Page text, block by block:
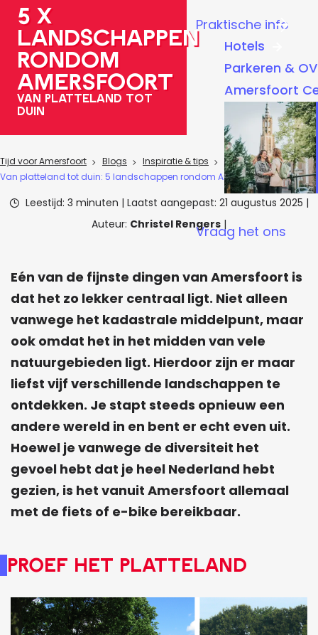
a
e
Praktische info
Hotels
Parkeren & OV
Amersfoort
Vraag het ons
5 x
landschappen
rondom
Amersfoort
Van Platteland tot
Duin
Tijd voor Amersfoort Blogs
Inspiratie & tips
Van platteland tot duin: 5 landschappen rondom Amersfoort
Leestijd: 3 minuten | Laatst aangepast: 21 augustus 2025 |
Auteur: Christel Rengers |
Eén van de fijnste dingen van Amersfoort is
dat het zo lekker centraal ligt. Niet alleen
vanwege het kadastrale middelpunt, maar
ook omdat het in het midden van vele
natuurgebieden ligt. Hierdoor zijn er maar
liefst vijf verschillende landschappen te
ontdekken. Je stapt steeds opnieuw een
andere wereld in en bent er echt even uit.
Hoewel je vanwege de diversiteit het
gevoel hebt dat je heel Nederland hebt
gezien, is het vanuit Amersfoort allemaal
met de fiets of e-bike bereikbaar.
Proef het Platteland